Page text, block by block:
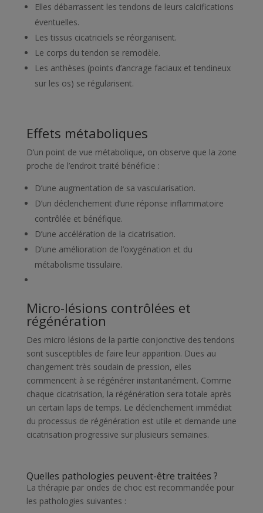
Elles débarrassent les tendons de leurs calcifications
éventuelles.
Les tissus cicatriciels se réorganisent.
Le corps du tendon se remodèle.
Les anthèses (points d’ancrage faciaux et tendineux
sur les os) se régularisent.
Effets métaboliques
D’un point de vue métabolique, on observe que la zone
proche de l’endroit traité bénéficie :
D’une augmentation de sa vascularisation.
D’un déclenchement d’une réponse inflammatoire
contrôlée et bénéfique.
D’une accélération de la cicatrisation.
D’une amélioration de l’oxygénation et du
métabolisme tissulaire.
Micro-lésions contrôlées et
régénération
Des micro lésions de la partie conjonctive des tendons
sont susceptibles de faire leur apparition. Dues au
changement très soudain de pression, elles
commencent à se régénérer instantanément. Comme
chaque cicatrisation, la régénération sera totale après
un certain laps de temps. Le déclenchement immédiat
du processus de régénération est utile et demande une
cicatrisation progressive sur plusieurs semaines.
Quelles pathologies peuvent-être traitées ?
La thérapie par ondes de choc est recommandée pour
les pathologies suivantes :